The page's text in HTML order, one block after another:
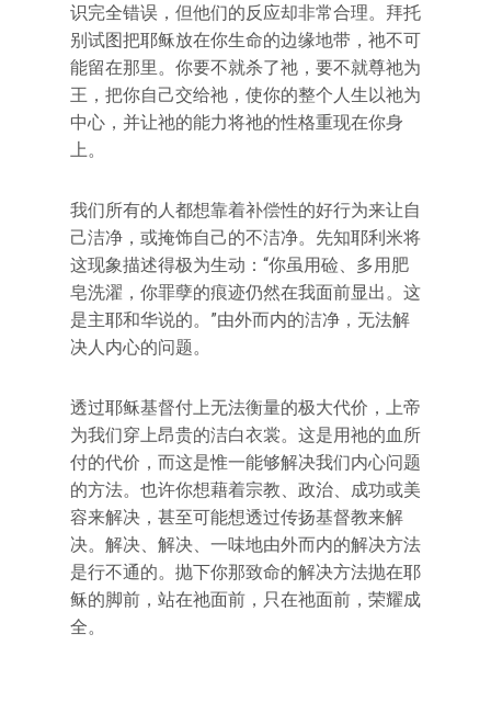
识完全错误，但他们的反应却非常合理。拜托
别试图把耶稣放在你生命的边缘地带，祂不可
能留在那里。你要不就杀了祂，要不就尊祂为
王，把你自己交给祂，使你的整个人生以祂为
中心，并让祂的能力将祂的性格重现在你身
上。
我们所有的人都想靠着补偿性的好行为来让自
己洁净，或掩饰自己的不洁净。先知耶利米将
这现象描述得极为生动：“你虽用硷、多用肥
皂洗濯，你罪孽的痕迹仍然在我面前显出。这
是主耶和华说的。”由外而内的洁净，无法解
决人内心的问题。
透过耶稣基督付上无法衡量的极大代价，上帝
为我们穿上昂贵的洁白衣裳。这是用祂的血所
付的代价，而这是惟一能够解决我们内心问题
的方法。也许你想藉着宗教、政治、成功或美
容来解决，甚至可能想透过传扬基督教来解
决。解决、解决、一味地由外而内的解决方法
是行不通的。抛下你那致命的解决方法抛在耶
稣的脚前，站在祂面前，只在祂面前，荣耀成
全。